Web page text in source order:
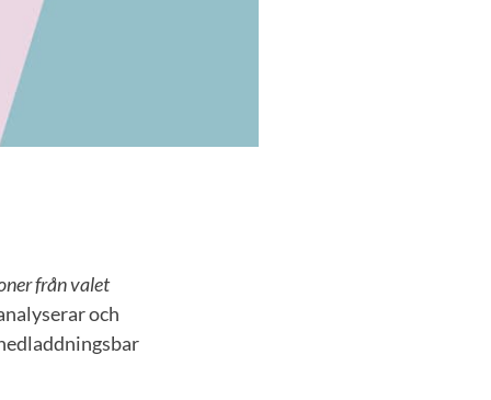
från valet
och